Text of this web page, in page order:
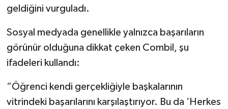
geldiğini vurguladı.
Sosyal medyada genellikle yalnızca başarıların
görünür olduğuna dikkat çeken Combil, şu
ifadeleri kullandı:
“Öğrenci kendi gerçekliğiyle başkalarının
vitrindeki başarılarını karşılaştırıyor. Bu da ‘Herkes
Spor
Vasıta
Yaşam